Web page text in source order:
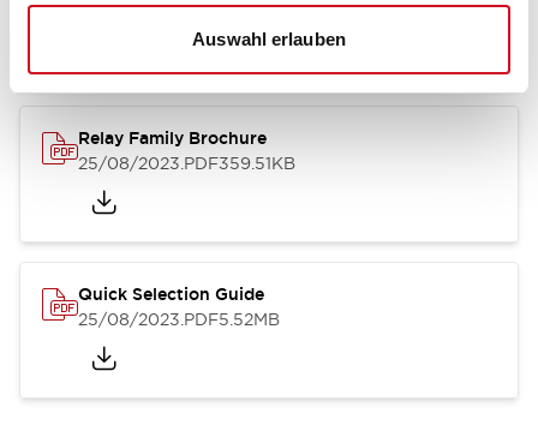
Auswahl erlauben
01/09/2025.PDF260.58KB
Relay Family Brochure
25/08/2023.PDF359.51KB
Quick Selection Guide
25/08/2023.PDF5.52MB